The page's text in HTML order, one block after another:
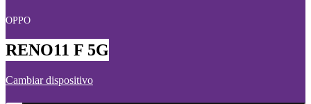
OPPO
RENO11 F 5G
Cambiar dispositivo